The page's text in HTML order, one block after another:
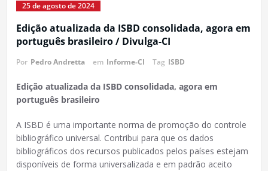
25 de agosto de 2024
Edição atualizada da ISBD consolidada, agora em
português brasileiro / Divulga-CI
Por Pedro Andretta em Informe-CI Tag ISBD
Edição atualizada da ISBD consolidada, agora em
português brasileiro
A ISBD é uma importante norma de promoção do controle
bibliográfico universal. Contribui para que os dados
bibliográficos dos recursos publicados pelos países estejam
disponíveis de forma universalizada e em padrão aceito